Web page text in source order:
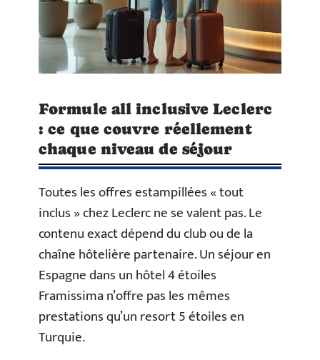
Formule all inclusive Leclerc
: ce que couvre réellement
chaque niveau de séjour
Toutes les offres estampillées « tout
inclus » chez Leclerc ne se valent pas. Le
contenu exact dépend du club ou de la
chaîne hôtelière partenaire. Un séjour en
Espagne dans un hôtel 4 étoiles
Framissima n’offre pas les mêmes
prestations qu’un resort 5 étoiles en
Turquie.